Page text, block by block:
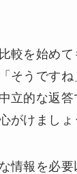
較を始めて
そうです
立的な返
がけましょ
情報を必